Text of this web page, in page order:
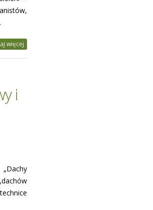
więcej
i